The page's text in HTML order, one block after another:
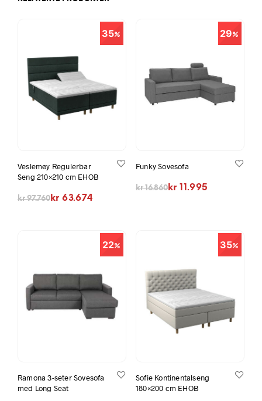
35
Veslemøy Regulerbar
Seng 210×210 cm EHOB
kr97.760
Opprinnelig pris var: kr 97.760.
kr 63.674
Nåværende pris er: kr 63.674.
29
Funky Sovesofa
kr16.860
Opprinnelig pris var: kr 16.860.
kr 11.995
Nåværende pris er: kr 11.995.
22
Ramona 3-seter Sovesofa
med Long Seat
35
Sofie Kontinentalseng
180×200 cm EHOB